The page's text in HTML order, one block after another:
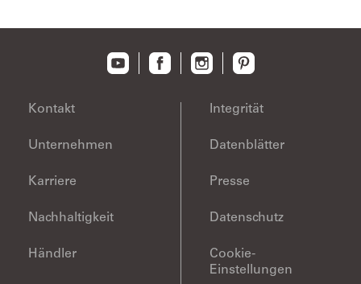
Kontakt
Unternehmen
Karriere
Nachhaltigkeit
Händler
Integrität
Datenblätter
Presse
Datenschutz
Cookie-
Einstellungen